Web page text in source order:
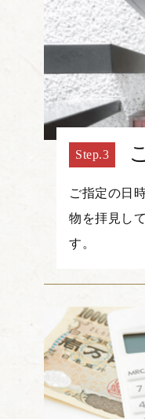
ご指定の日
物を拝見し
す。